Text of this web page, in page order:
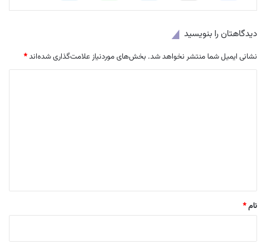
دیدگاهتان را بنویسید
نشانی ایمیل شما منتشر نخواهد شد. بخش‌های موردنیاز علامت‌گذاری شده‌اند*
نام*